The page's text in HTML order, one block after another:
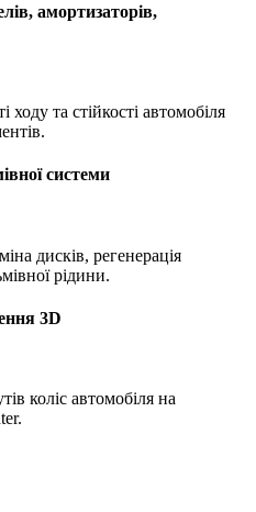
амортизаторів,
та стійкості автомобіля
системи
дисків, регенерація
рідини.
3D
коліс автомобіля на